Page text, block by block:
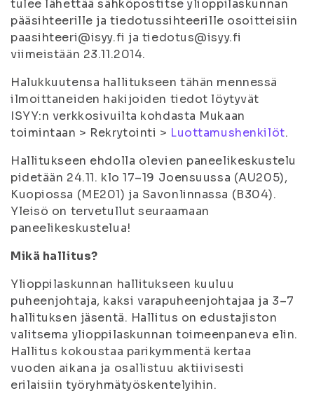
tulee lähettää sähköpostitse ylioppilaskunnan
pääsihteerille ja tiedotussihteerille osoitteisiin
paasihteeri@isyy.fi ja tiedotus@isyy.fi
viimeistään 23.11.2014.
Halukkuutensa hallitukseen tähän mennessä
ilmoittaneiden hakijoiden tiedot löytyvät
ISYY:n verkkosivuilta kohdasta Mukaan
toimintaan > Rekrytointi > Luottamushenkilöt.
Hallitukseen ehdolla olevien paneelikeskustelu
pidetään 24.11. klo 17–19 Joensuussa (AU205),
Kuopiossa (ME201) ja Savonlinnassa (B304).
Yleisö on tervetullut seuraamaan
paneelikeskustelua!
Mikä hallitus?
Ylioppilaskunnan hallitukseen kuuluu
puheenjohtaja, kaksi varapuheenjohtajaa ja 3–7
hallituksen jäsentä. Hallitus on edustajiston
valitsema ylioppilaskunnan toimeenpaneva elin.
Hallitus kokoustaa parikymmentä kertaa
vuoden aikana ja osallistuu aktiivisesti
erilaisiin työryhmätyöskentelyihin.